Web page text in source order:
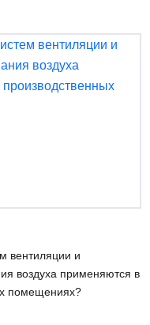
вентиляции и
воздуха применяются в
помещениях?